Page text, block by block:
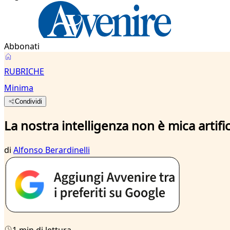
Abbonati
RUBRICHE
Minima
Condividi
La nostra intelligenza non è mica
di Alfonso Berardinelli